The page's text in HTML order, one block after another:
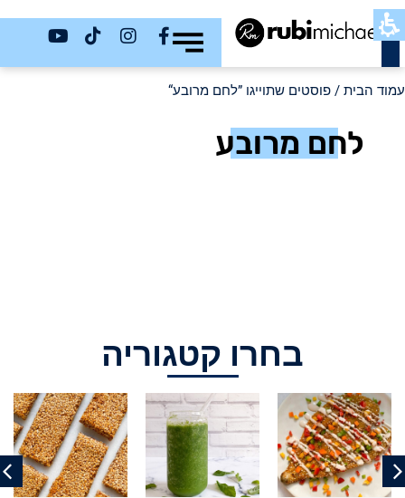
כשר
עמוד הבית / פוסטים שתוייגו ”לחם מרובע“
לחם מרובע
בחרו קטגוריה